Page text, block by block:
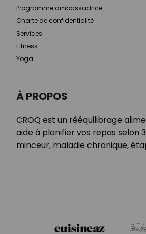
À PROPOS
CROQ est un rééquilibrage
aide à planifier vos repas selon
minceur, maladie chronique,
Programme ambassadrice
Charte de confidentialité
Services
Fitness
Yoga